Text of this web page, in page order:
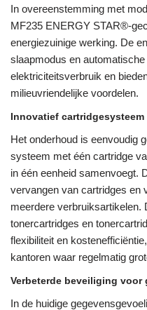
In overeenstemming met
MF235 ENERGY STAR®-
energiezuinige werking. De
slaapmodus en
elektriciteitsverbruik en
milieuvriendelijke voordelen.
Innovatief cartridgesysteem
Het onderhoud is eenvoudig
systeem met één cartridge
in één eenheid samenvoegt.
vervangen van cartridges en
meerdere verbruiksartikelen.
tonercartridges en
flexibiliteit en
kantoren waar regelmatig
Verbeterde beveiliging voor
In de huidige